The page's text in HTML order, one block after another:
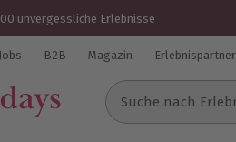
unvergessliche Erlebnisse
Jobs B2B Magazin
Suche nach